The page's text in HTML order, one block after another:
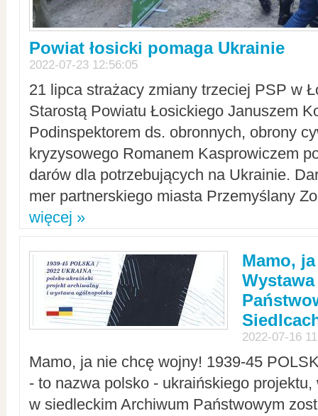
Powiat łosicki pomaga Ukrainie
2022-07-23 12:56:05
21 lipca strażacy zmiany trzeciej PSP w
Starostą Powiatu Łosickiego Januszem
Podinspektorem ds. obronnych, obrony
kryzysowego Romanem Kasprowiczem
darów dla potrzebujących na Ukrainie.
mer partnerskiego miasta Przemyślany
więcej »
Mamo,
2022-07-16
Mamo, ja nie chcę wojny! 1939-45
- to nazwa polsko - ukraińskiego
w siedleckim Archiwum Państwowym